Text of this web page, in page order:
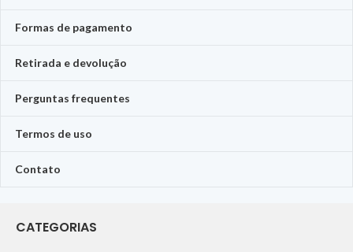
Formas de pagamento
Retirada e devolução
Perguntas frequentes
Termos de uso
Contato
CATEGORIAS